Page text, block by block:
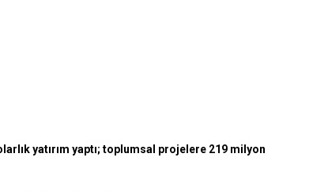
yatırım yaptı; toplumsal projelere 219 milyon